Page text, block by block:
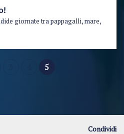
giornate tra pappagalli, mare,
5
Condividi